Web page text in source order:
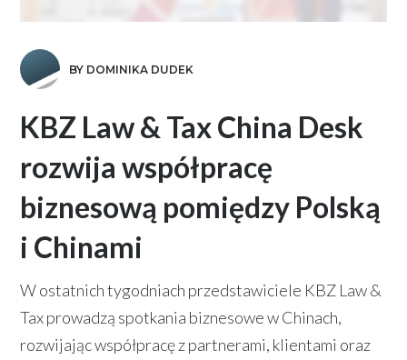
BY DOMINIKA DUDEK
KBZ Law & Tax China Desk
rozwija współpracę
biznesową pomiędzy Polską
i Chinami
W ostatnich tygodniach przedstawiciele KBZ Law &
Tax prowadzą spotkania biznesowe w Chinach,
rozwijając współpracę z partnerami, klientami oraz